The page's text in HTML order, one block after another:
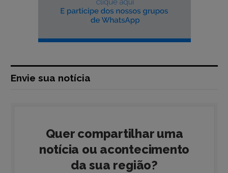
Envie sua notícia
Quer compartilhar uma
notícia ou acontecimento
da sua região?